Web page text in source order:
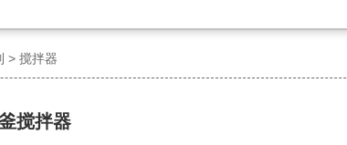
> 搅拌器
搅拌器